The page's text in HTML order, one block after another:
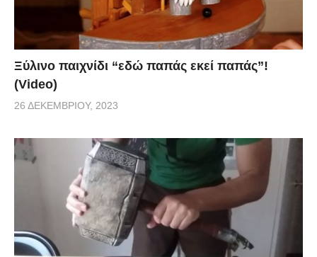
Ξύλινο παιχνίδι “εδώ παπάς εκεί παπάς”!
(Video)
26 ΔΕΚΕΜΒΡΊΟΥ, 2023